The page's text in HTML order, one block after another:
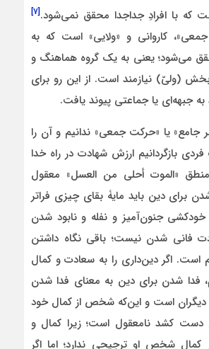
که با افرادِ جداجدا محقق نمی‌شود.[۷]
کاروانی و «ولایی» است که به
می‌شود؛ یعنی به یک گروه هماهنگ و
(ولیّ) نیازمند است. از این رو برای
به جبهه‌ای یا جماعتی پیوند یافت.
جامع» یا «حرکت جمعی» ندانیم و آن را
بازگردانیم ارزش شهادت در راه خدا
«الموت أحلی من العسل» معقول
برای دین باید مایۀ بقای چیزی فراتر
خودکشی جنون‌آمیز و نفله و نابود شدن
فانی شدن نیست؛ باقی نگاه داشتن
است. اگر دین‌داری را به سعادت و کمال
فدا شدن برای دین به معنای فدا شدن
است و این‌که شخص از کمال خود
دست کشد نامعقول است؛ زیرا کمال و
کمال شخص او ترجیحی ندارد؛ اما اگر